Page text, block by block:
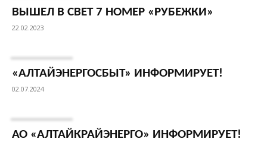
ВЫШЕЛ В СВЕТ 7 НОМЕР «РУБЕЖКИ»
22.02.2023
«АЛТАЙЭНЕРГОСБЫТ» ИНФОРМИРУЕТ!
02.07.2024
АО «АЛТАЙКРАЙЭНЕРГО» ИНФОРМИРУЕТ!